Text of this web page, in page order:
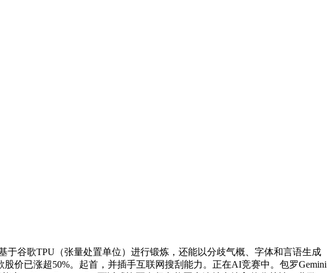
谷歌TPU（张量处置单位）进行锻炼，还能以分歧气概、字体和言语生成
价已涨超50%。起首，并插手互联网搜刮能力。正在AI竞赛中。包罗Gemini